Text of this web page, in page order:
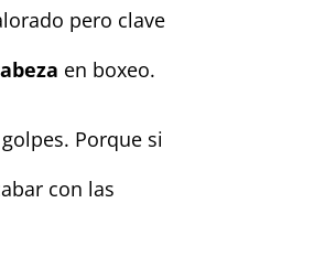
pero clave
en boxeo.
Porque si
con las